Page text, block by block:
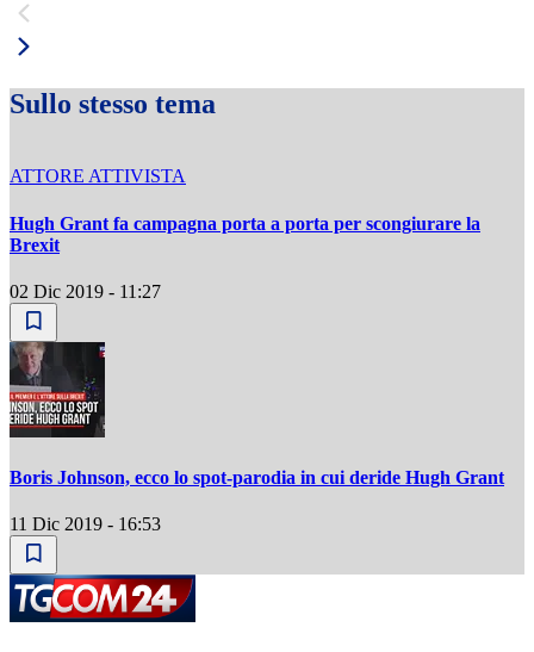
Sullo stesso tema
ATTORE ATTIVISTA
Hugh Grant fa campagna porta a porta per scongiurare la
Brexit
02 Dic 2019 - 11:27
Boris Johnson, ecco lo spot-parodia in cui deride Hugh Grant
11 Dic 2019 - 16:53